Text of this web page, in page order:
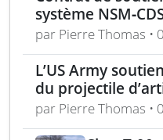
système
missiles navals
par Pierre Thomas •
L’US Army
du projectile
150 km de
par Pierre Thomas •